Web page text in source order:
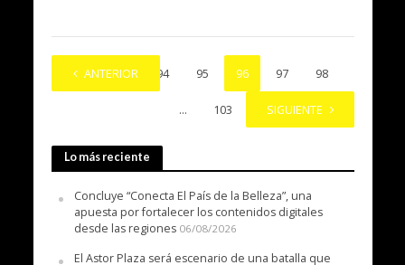
ANTERIOR
1 … 94 95 96 97 98
… 103 SIGUIENTE
Lo más reciente
Concluye “Conecta El País de la Belleza”, una
apuesta por fortalecer los contenidos digitales
desde las regiones 06/08/2026
El Astor Plaza será escenario de una batalla que